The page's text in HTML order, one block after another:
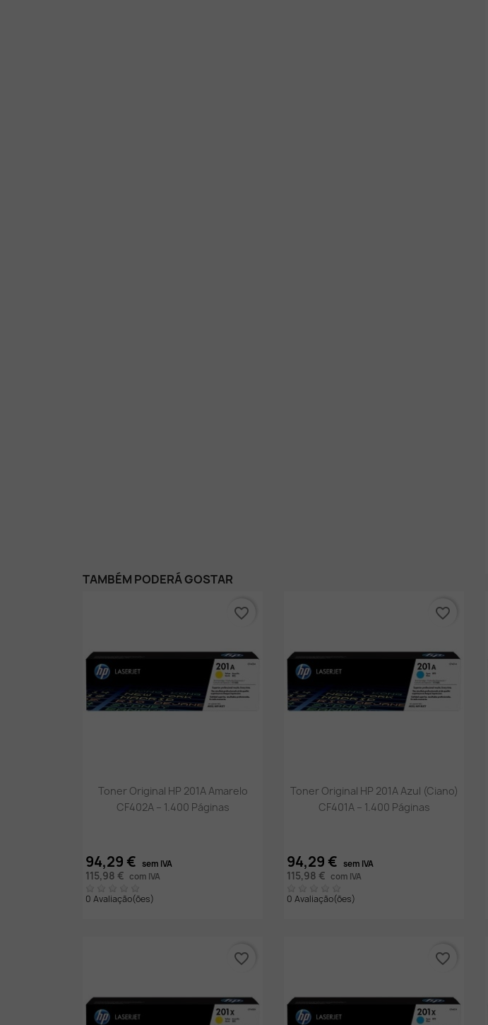
TAMBÉM PODERÁ GOSTAR
Vista rápida
Toner Original HP 201A Amarelo
CF402A – 1.400 Páginas
94,29 € sem IVA
115,98 € com IVA
0 Avaliação(ões)
favorite_border
Vista rápida
Toner Original HP 201A Azul (Ciano)
CF401A – 1.400 Páginas
94,29 € sem IVA
115,98 € com IVA
0 Avaliação(ões)
favorite_border
favorite_border favorite_border